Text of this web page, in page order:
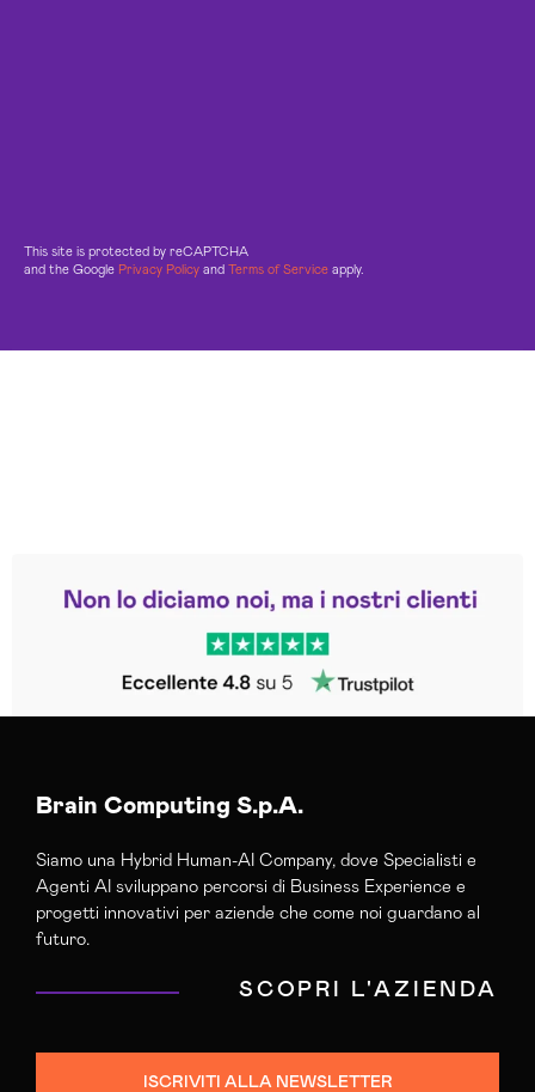
This site is protected by reCAPTCHA
and the Google Privacy Policy and Terms of Service apply.
Trustpilot
Brain Computing S.p.A.
Siamo una Hybrid Human-AI Company, dove Specialisti e
Agenti AI sviluppano percorsi di Business Experience e
progetti innovativi per aziende che come noi guardano al
futuro.
SCOPRI L'AZIENDA
ISCRIVITI ALLA NEWSLETTER